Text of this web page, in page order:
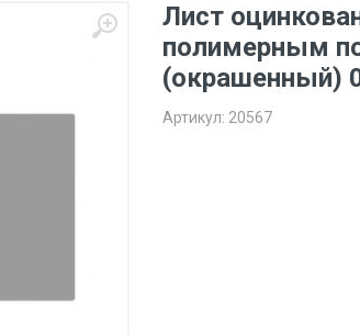
Лист
полимерным
(окрашенный)
Артикул: 20567